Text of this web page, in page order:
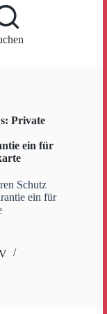
Private
ein für
Schutz
ein für